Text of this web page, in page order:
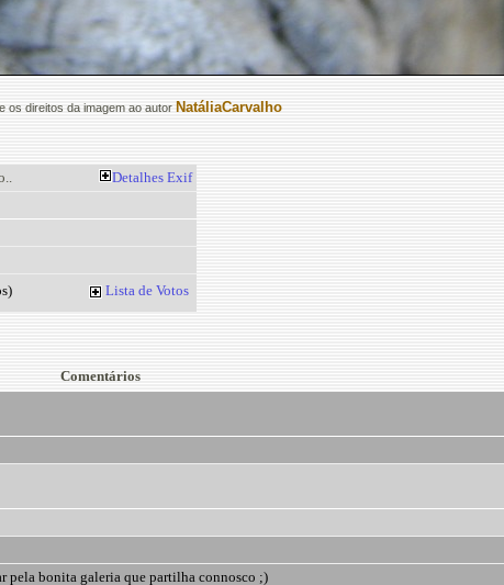
os direitos da imagem ao autor NatáliaCarvalho
Detalhes Exif
Lista de Votos
Comentários
pela bonita galeria que partilha connosco ;)